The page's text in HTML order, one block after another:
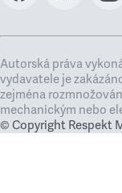
Autorská práva
vydavatele je
zejména
mechanickým nebo
© Copyright Respekt